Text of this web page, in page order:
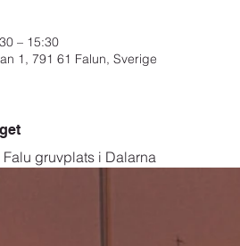
– 15:30
1, 791 61 Falun, Sverige
gruvplats i Dalarna